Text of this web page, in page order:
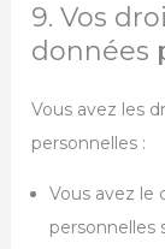
9. Vos
données
Vous avez les
personnelles :
Vous avez le
personnelles